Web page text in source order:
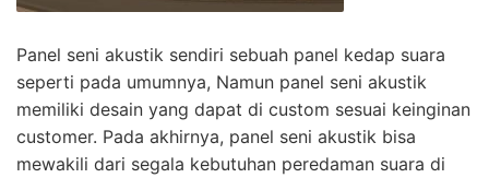
Panel seni akustik sendiri sebuah panel kedap suara
seperti pada umumnya, Namun panel seni akustik
memiliki desain yang dapat di custom sesuai keinginan
customer. Pada akhirnya, panel seni akustik bisa
mewakili dari segala kebutuhan peredaman suara di